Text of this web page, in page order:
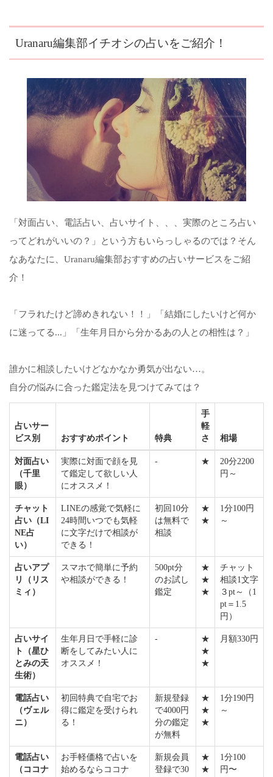
Uranaru編集部イチオシの占いをご紹介！
「対面占い、電話占い、占いサイト、、、実際のところ占い
ってどれがいいの？」という方もいらっしゃるのでは？そん
なあなたに、Uranaru編集部おすすめの占いサービスをご紹
介！
「フラれたけど諦めきれない！！」「結婚にしたいけど何か
に迷ってる...」「生年月日から分かるあの人との相性は？」
誰かに相談したいけどなかなか勇気が出ない…。
自分の悩みに合った鑑定法を見つけてみては？
占いサー
ビス別
おすすめポイント 特典
手
軽
さ
相場
対面占い
（千里
眼）
実際に対面で顔を見
て鑑定して欲しい人
にオススメ！
- ★
20分2200
円～
チャット
占い（LI
NE占
い）
LINEの感覚で気軽に
24時間いつでも気軽
に文字だけで相談が
できる！
初回10分
は無料で
相談
★
★
1分100円
～
占いアプ
リ（リス
ミィ）
スマホで簡単に予約
や相談ができる！
500pt分
のお試し
鑑定
★
★
★
チャット
相談1文字
３pt～（1
pt＝1.5
円）
占いサイ
ト（星ひ
とみの天
生術）
生年月日で手軽に診
断をしてみたい人に
オススメ！
-
★
★
★
月額330円
電話占い
（ヴェル
ニ）
初回特典で自宅でお
得に鑑定を受けられ
る！
新規登録
で4000円
分の鑑定
が無料
★
★
★
1分190円
～
電話占い
（ココナ
お手軽価格で占いを
始めるならココナ
新規会員
登録で30
★
★
1分100
円〜